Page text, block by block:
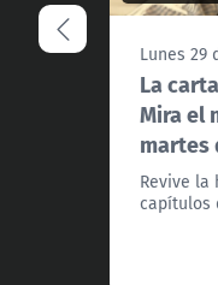
Lunes 29
La
Mira el
martes
Revive la
capítulos